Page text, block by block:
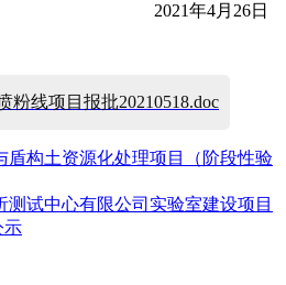
2021年4月26日
粉线项目报批20210518.doc
盾构土资源化处理项目（阶段性验
测试中心有限公司实验室建设项目
示